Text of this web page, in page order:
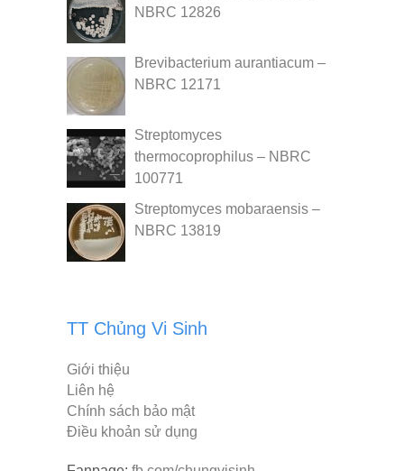
NBRC 12826
Brevibacterium aurantiacum –
NBRC 12171
Streptomyces
thermocoprophilus – NBRC
100771
Streptomyces mobaraensis –
NBRC 13819
TT Chủng Vi Sinh
Giới thiệu
Liên hệ
Chính sách bảo mật
Điều khoản sử dụng